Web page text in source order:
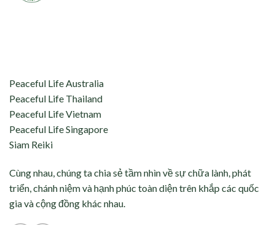
Peaceful Life Australia
Peaceful Life Thailand
Peaceful Life Vietnam
Peaceful Life Singapore
Siam Reiki
Cùng nhau, chúng ta chia sẻ tầm nhìn về sự chữa lành, phát
triển, chánh niệm và hạnh phúc toàn diện trên khắp các quốc
gia và cộng đồng khác nhau.